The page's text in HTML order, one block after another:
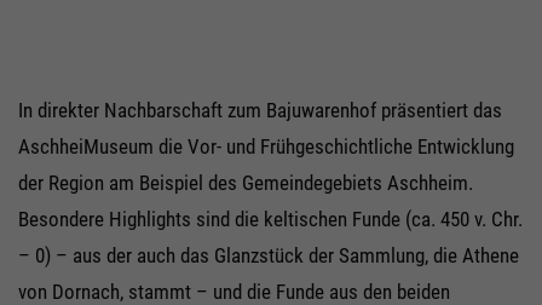
In direkter Nachbarschaft zum Bajuwarenhof präsentiert das
AschheiMuseum die Vor- und Frühgeschichtliche Entwicklung
der Region am Beispiel des Gemeindegebiets Aschheim.
Besondere Highlights sind die keltischen Funde (ca. 450 v. Chr.
– 0) – aus der auch das Glanzstück der Sammlung, die Athene
von Dornach, stammt – und die Funde aus den beiden